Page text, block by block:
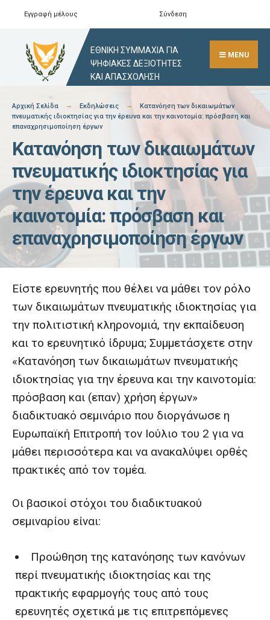
Skip
content
Εγγραφή μέλους Σύνδεση
ΕΘΝΙΚΗ ΣΥΜΜΑΧΙΑ ΓΙΑ
ΨΗΦΙΑΚΕΣ ΔΕΞΙΟΤΗΤΕΣ
ΚΑΙ ΑΠΑΣΧΟΛΗΣΗ
MENU
Αρχική Σελίδα Εκδηλώσεις
Κατανόηση των δικαιωμάτων
πνευματικής ιδιοκτησίας για την έρευνα και την καινοτομία: πρόσβαση και
επαναχρησιμοποίηση έργων
Κατανόηση των δικαιωμάτων
πνευματικής ιδιοκτησίας για
την έρευνα και την
καινοτομία: πρόσβαση και
επαναχρησιμοποίηση έργων
Είστε ερευνητής που θέλει να μάθει τον ρόλο
των δικαιωμάτων πνευματικής ιδιοκτησίας για
την πολιτιστική κληρονομιά, την εκπαίδευση
και το ερευνητικό ίδρυμα; Συμμετάσχετε στην
«Κατανόηση των δικαιωμάτων πνευματικής
ιδιοκτησίας για την έρευνα και την καινοτομία:
πρόσβαση και (επαν) χρήση έργων»
διαδικτυακό σεμινάριο που διοργάνωσε η
Ευρωπαϊκή Επιτροπή τον Ιούλιο του 2 για να
μάθει περισσότερα και να ανακαλύψει ορθές
πρακτικές από τον τομέα.
Οι βασικοί στόχοι του διαδικτυακού
σεμιναρίου είναι:
Προώθηση της κατανόησης των κανόνων
περί πνευματικής ιδιοκτησίας και της
πρακτικής εφαρμογής τους από τους
ερευνητές σχετικά με τις επιτρεπόμενες
Search
Window
Αναζήτηση